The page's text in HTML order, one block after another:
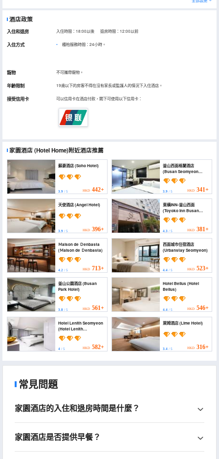
酒店政策
入住和退房 入住時間：18:00以後 退房時間：12:00以前
入住方式 櫃枱服務時間：24小時。
寵物 不可攜帶寵物。
年齡限制 19歲以下的房客不得在沒有家長或監護人的情況下入住酒店。
接受信用卡 可以信用卡在酒店付款，閣下可使用以下信用卡：
家園酒店(Hotel Home)附近酒店推薦
蘇豪酒店 (Soho Hotel)
3.9 / 5 HKD 442+
釜山西面格蘭酒店
(Busan Seomyeon
Gran)
3.9/ 5 HKD 341+
天使酒店 (Angel Hotel)
3.9 / 5 HKD 396+
東橫INN-釜山西面
(Toyoko Inn Busan
Seomyeon)
4.3/ 5 HKD 381+
Ｍaison de Ｄenbasta
(Ｍaison de Ｄenbasta)
4.2 / 5 HKD 713+
西面城市住宿酒店
(Urbanstay Seomyeon)
4.4/ 5 HKD 523+
釜山公園酒店 (Busan
Park Hotel)
3.8 / 5 HKD 561+
Hotel Bellus (Hotel
Bellus)
4.4/ 5 HKD 546+
Hotel Lenith Seomyeon
(Hotel Lenith
Seomyeon)
4 / 5 HKD 582+
萊姆酒店 (Lime Hotel)
3.4/ 5 HKD 316+
常見問題
家園酒店的入住和退房時間是什麼？
家園酒店是否提供早餐？